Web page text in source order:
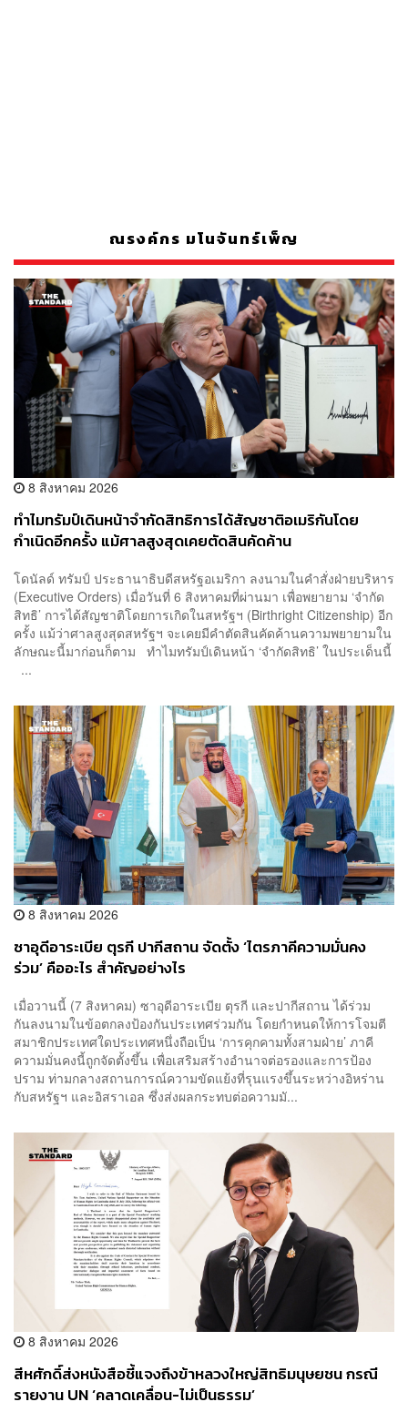
ณรงค์กร มโนจันทร์เพ็ญ
8 สิงหาคม 2026
ทำไมทรัมป์เดินหน้าจำกัดสิทธิการได้สัญชาติอเมริกันโดย
กำเนิดอีกครั้ง แม้ศาลสูงสุดเคยตัดสินคัดค้าน
โดนัลด์ ทรัมป์ ประธานาธิบดีสหรัฐอเมริกา ลงนามในคำสั่งฝ่ายบริหาร
(Executive Orders) เมื่อวันที่ 6 สิงหาคมที่ผ่านมา เพื่อพยายาม ‘จำกัด
สิทธิ’ การได้สัญชาติโดยการเกิดในสหรัฐฯ (Birthright Citizenship) อีก
ครั้ง แม้ว่าศาลสูงสุดสหรัฐฯ จะเคยมีคำตัดสินคัดค้านความพยายามใน
ลักษณะนี้มาก่อนก็ตาม ทำไมทรัมป์เดินหน้า ‘จำกัดสิทธิ’ ในประเด็นนี้
...
8 สิงหาคม 2026
ซาอุดีอาระเบีย ตุรกี ปากีสถาน จัดตั้ง ‘ไตรภาคีความมั่นคง
ร่วม’ คืออะไร สำคัญอย่างไร
เมื่อวานนี้ (7 สิงหาคม) ซาอุดีอาระเบีย ตุรกี และปากีสถาน ได้ร่วม
กันลงนามในข้อตกลงป้องกันประเทศร่วมกัน โดยกำหนดให้การโจมตี
สมาชิกประเทศใดประเทศหนึ่งถือเป็น ‘การคุกคามทั้งสามฝ่าย’ ภาคี
ความมั่นคงนี้ถูกจัดตั้งขึ้น เพื่อเสริมสร้างอำนาจต่อรองและการป้อง
ปราม ท่ามกลางสถานการณ์ความขัดแย้งที่รุนแรงขึ้นระหว่างอิหร่าน
กับสหรัฐฯ และอิสราเอล ซึ่งส่งผลกระทบต่อความมั...
8 สิงหาคม 2026
สีหศักดิ์ส่งหนังสือชี้แจงถึงข้าหลวงใหญ่สิทธิมนุษยชน กรณี
รายงาน UN ‘คลาดเคลื่อน-ไม่เป็นธรรม’